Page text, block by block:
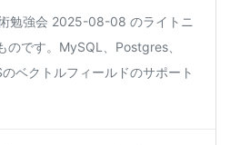
勉強会 2025-08-08 のライトニ
のです。MySQL、Postgres、
ベクトルフィールドのサポート